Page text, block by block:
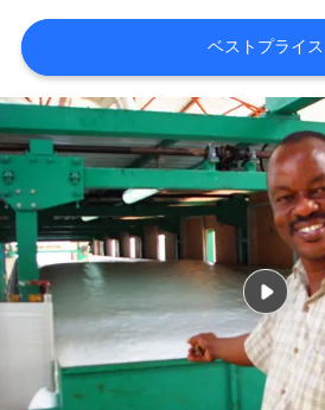
品
質
管
理
私
達
連
ベストプライス